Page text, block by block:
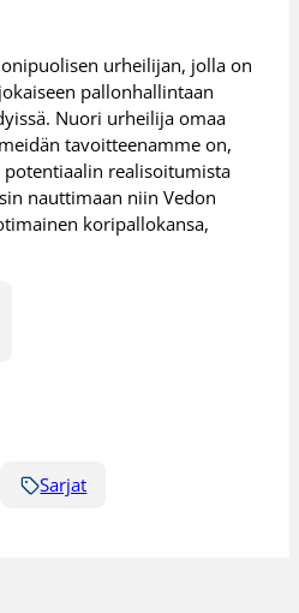
urheilijan, jolla on
pallonhallintaan
Nuori urheilija omaa
tavoitteenamme on,
potentiaalin realisoitumista
nauttimaan niin Vedon
koripallokansa,
Sarjat